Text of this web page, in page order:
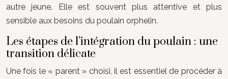
autre jeune. Elle est souvent plus attentive et plus
sensible aux besoins du poulain orphelin.
Les étapes de l’intégration du poulain : une
transition délicate
Une fois le « parent » choisi, il est essentiel de procéder à